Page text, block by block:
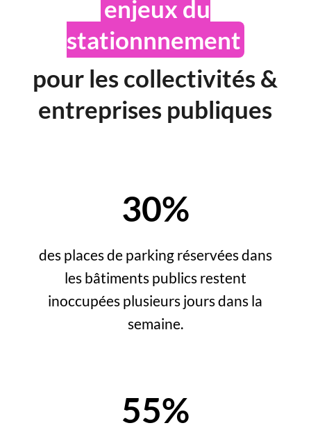
enjeux du
stationnnement
pour les collectivités &
entreprises publiques
30%
des places de parking réservées dans
les bâtiments publics restent
inoccupées plusieurs jours dans la
semaine.
55%